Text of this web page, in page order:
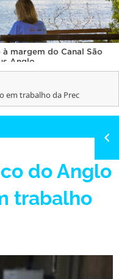
à margem do Canal São
Anglo
em trabalho da Prec
do Anglo
trabalho